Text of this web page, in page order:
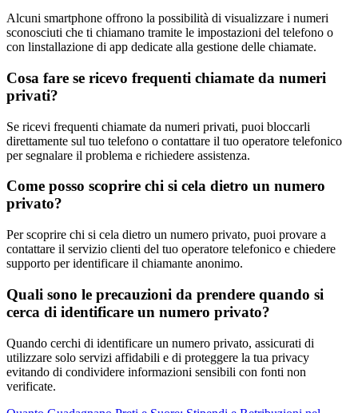
Alcuni smartphone offrono la possibilità di visualizzare i numeri
sconosciuti che ti chiamano tramite le impostazioni del telefono o
con linstallazione di app dedicate alla gestione delle chiamate.
Cosa fare se ricevo frequenti chiamate da numeri
privati?
Se ricevi frequenti chiamate da numeri privati, puoi bloccarli
direttamente sul tuo telefono o contattare il tuo operatore telefonico
per segnalare il problema e richiedere assistenza.
Come posso scoprire chi si cela dietro un numero
privato?
Per scoprire chi si cela dietro un numero privato, puoi provare a
contattare il servizio clienti del tuo operatore telefonico e chiedere
supporto per identificare il chiamante anonimo.
Quali sono le precauzioni da prendere quando si
cerca di identificare un numero privato?
Quando cerchi di identificare un numero privato, assicurati di
utilizzare solo servizi affidabili e di proteggere la tua privacy
evitando di condividere informazioni sensibili con fonti non
verificate.